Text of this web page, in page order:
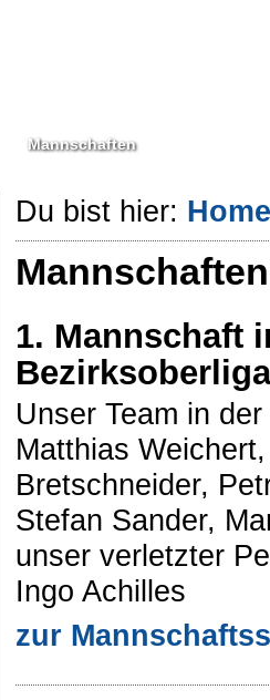
Mannschaften
Du bist hier: Home
1. Mannschaft
Bezirksoberliga
Unser Team in
Matthias
Bretschneider,
Stefan Sander,
unser verletzter
Ingo Achilles
zur